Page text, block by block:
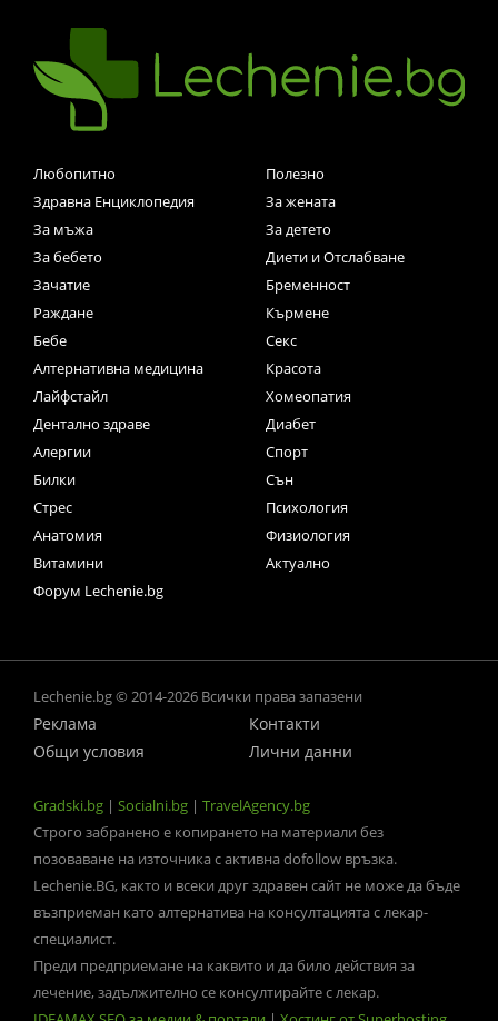
Любопитно
Полезно
Здравна Енциклопедия
За жената
За мъжа
За детето
За бебето
Диети и Отслабване
Зачатие
Бременност
Раждане
Кърмене
Бебе
Секс
Алтернативна медицина
Красота
Лайфстайл
Хомеопатия
Дентално здраве
Диабет
Алергии
Спорт
Билки
Сън
Стрес
Психология
Анатомия
Физиология
Витамини
Актуално
Форум Lechenie.bg
Lechenie.bg © 2014-2026 Всички права запазени
Реклама
Контакти
Общи условия
Лични данни
Gradski.bg | Socialni.bg | TravelAgency.bg
Строго забранено е копирането на материали без
позоваване на източника с активна dofollow връзка.
Lechenie.BG, както и всеки друг здравен сайт не може да бъде
възприеман като алтернатива на консултацията с лекар-
специалист.
Преди предприемане на каквито и да било действия за
лечение, задължително се консултирайте с лекар.